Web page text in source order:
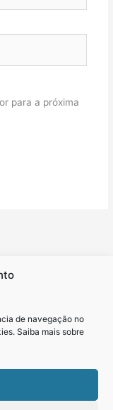
de navegação no
Saiba mais sobre
para a próxima